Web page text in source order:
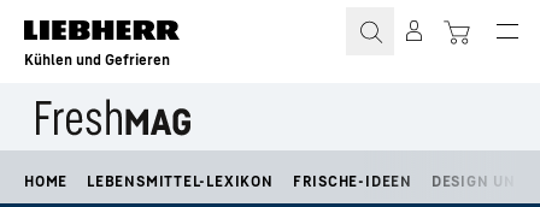
Zum Inhalt springen
Kühlen und Gefrieren
HOME LEBENSMITTEL-LEXIKON FRISCHE-IDEEN
DESIGN UND